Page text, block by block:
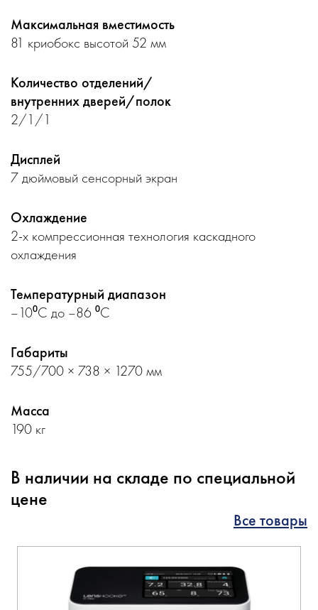
Максимальная вместимость
81 криобокс высотой 52 мм
Количество отделений/
внутренних дверей/полок
2/1/1
Дисплей
7 дюймовый сенсорный экран
Охлаждение
2-х компрессионная технология каскадного
охлаждения
Температурный диапазон
–10⁰С до –86 ⁰С
Габариты
755/700 × 738 × 1270 мм
Масса
190 кг
В наличии на складе по специальной
цене
Все товары